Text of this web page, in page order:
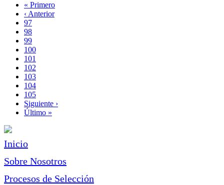
Paginación
Primera
página
« Primero
Página
anterior
‹ Anterior
Page
97
Page
98
Page
99
Page
100
Página
actual
101
Page
102
Page
103
Page
104
Page
105
Siguiente
página
Siguiente ›
Última
Último »
Inicio
Sobre Nosotros
Procesos de Selección